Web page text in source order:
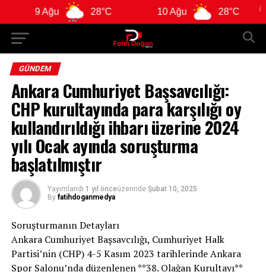
28°C 28°C 11
GÜNDEM
Ankara Cumhuriyet Başsavcılığı:
CHP kurultayında para karşılığı oy
kullandırıldığı ihbarı üzerine 2024
yılı Ocak ayında soruşturma
başlatılmıştır
Yayımlandı 1 yıl önceüzerinde Şubat 10, 2025
By fatihdoganmedya
Soruşturmanın Detayları
Ankara Cumhuriyet Başsavcılığı, Cumhuriyet Halk
Partisi’nin (CHP) 4-5 Kasım 2023 tarihlerinde Ankara
Spor Salonu’nda düzenlenen **38. Olağan Kurultayı**